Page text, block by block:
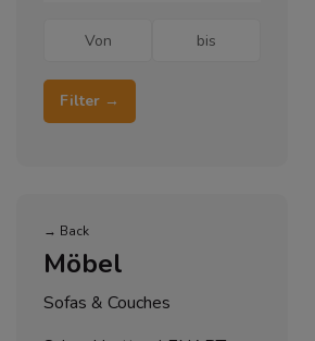
Filter →
→ Back
Möbel
Sofas & Couches